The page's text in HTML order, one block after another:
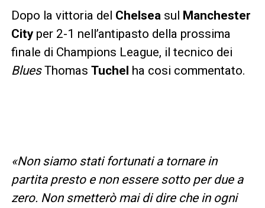
Dopo la vittoria del Chelsea sul Manchester
Cityper 2-1 nell’antipasto della prossima
finale di Champions League, il tecnico dei
BluesThomas Tuchel ha cosi commentato.
«Non siamo stati fortunati a tornare in
partita presto e non essere sotto per due a
zero. Non smetterò mai di dire che in ogni